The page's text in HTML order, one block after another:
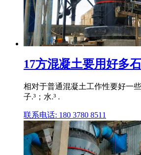
17方混凝土要用好多
相对于普通混凝土工作性要好一
子.³；水.³ .
联系电话: 180 3780 8511